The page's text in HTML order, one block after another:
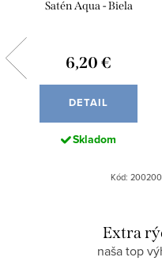
Satén Aqua - Biela
6,20 €
DETAIL
Skladom
Kód:
Extra
naša top